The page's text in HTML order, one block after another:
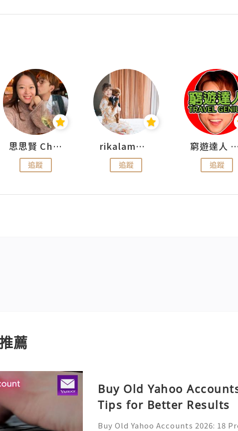
思思賢 ChillMyBabe
追蹤
rikalammm
追蹤
窮遊達人
追蹤
薦
Buy Old Yahoo
Tips for Better Results
Buy Old Yahoo Accounts 2026: 18